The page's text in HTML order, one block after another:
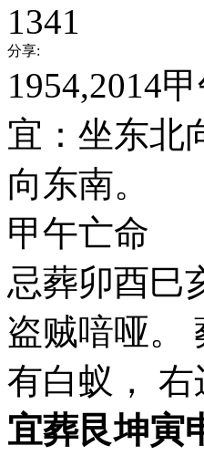
1341
分享:
1954,2014
宜：坐东北
向东南。
甲午亡命
忌葬卯酉巳
盗贼喑哑。
有白蚁， 右
宜葬艮坤寅